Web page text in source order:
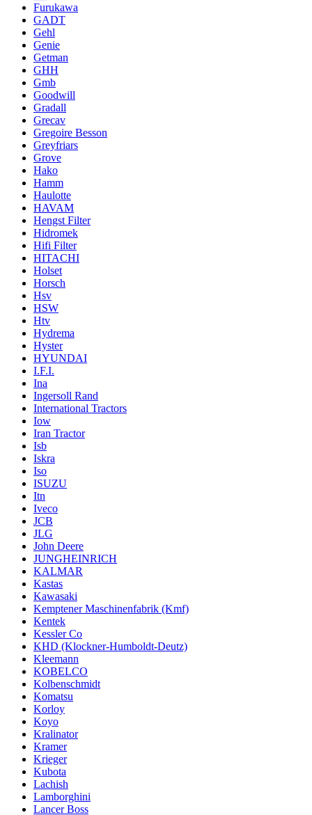
Furukawa
GADT
Gehl
Genie
Getman
GHH
Gmb
Goodwill
Gradall
Grecav
Gregoire Besson
Greyfriars
Grove
Hako
Hamm
Haulotte
HAVAM
Hengst Filter
Hidromek
Hifi Filter
HITACHI
Holset
Horsch
Hsv
HSW
Htv
Hydrema
Hyster
HYUNDAI
I.F.I.
Ina
Ingersoll Rand
International Tractors
Iow
Iran Tractor
Isb
Iskra
Iso
ISUZU
Itn
Iveco
JCB
JLG
John Deere
JUNGHEINRICH
KALMAR
Kastas
Kawasaki
Kemptener Maschinenfabrik (Kmf)
Kentek
Kessler Co
KHD (Klockner-Humboldt-Deutz)
Kleemann
KOBELCO
Kolbenschmidt
Komatsu
Korloy
Koyo
Kralinator
Kramer
Krieger
Kubota
Lachish
Lamborghini
Lancer Boss